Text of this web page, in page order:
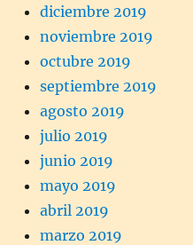
diciembre 2019
noviembre 2019
octubre 2019
septiembre 2019
agosto 2019
julio 2019
junio 2019
mayo 2019
abril 2019
marzo 2019